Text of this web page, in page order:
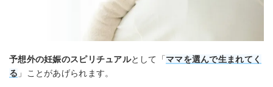
予想外の妊娠のスピリチュアルとして「ママを選んで生まれてく
る 」ことがあげられます。